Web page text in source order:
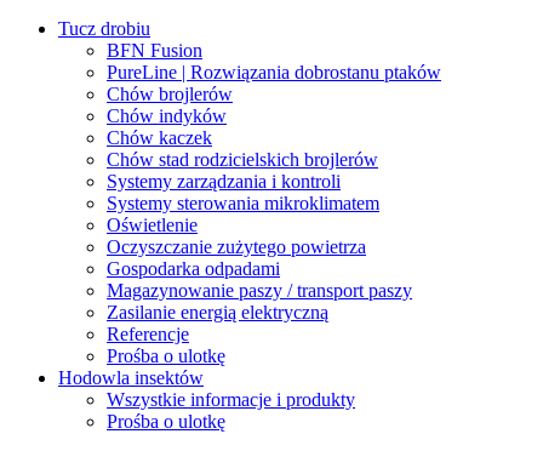
Tucz drobiu
BFN Fusion
PureLine | Rozwiązania dobrostanu ptaków
Chów brojlerów
Chów indyków
Chów kaczek
Chów stad rodzicielskich brojlerów
Systemy zarządzania i kontroli
Systemy sterowania mikroklimatem
Oświetlenie
Oczyszczanie zużytego powietrza
Gospodarka odpadami
Magazynowanie paszy / transport paszy
Zasilanie energią elektryczną
Referencje
Prośba o ulotkę
Hodowla insektów
Wszystkie informacje i produkty
Prośba o ulotkę